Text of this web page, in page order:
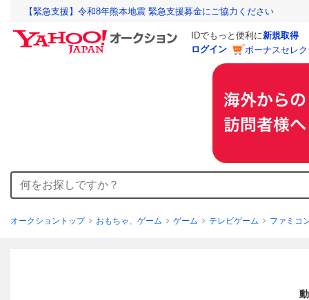
【緊急支援】令和8年熊本地震 緊急支援募金にご協力ください
IDでもっと便利に新規取得
ログイン
ボーナスセレ
オークショントップ おもちゃ、ゲーム ゲーム テレビゲーム ファミコ